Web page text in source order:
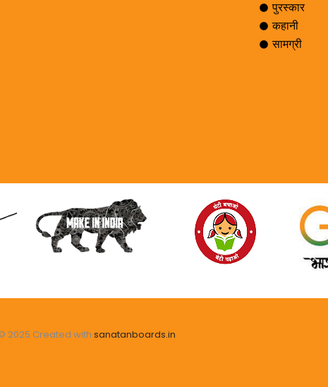
पुरस्कार
कहानी
सामग्री
2025 Created with sanatanboards.in